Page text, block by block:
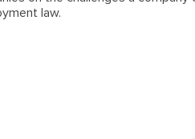
law.